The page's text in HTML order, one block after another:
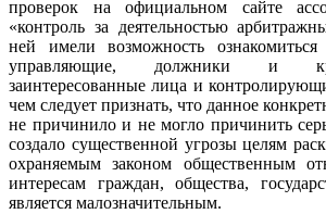
проверок на официальном сайте
«контроль за деятельностью
ней имели возможность
управляющие, должники и
заинтересованные лица и
чем следует признать, что данное
не причинило и не могло причинить
создало существенной угрозы целям
охраняемым законом общественным
интересам граждан, общества,
является малозначительным.